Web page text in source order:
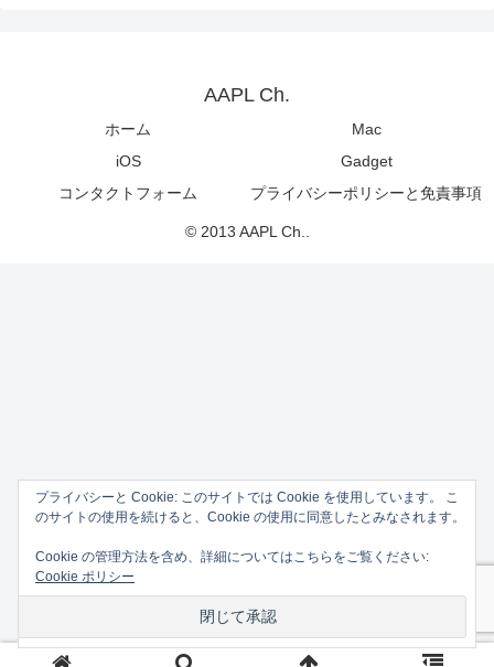
AAPL Ch.
ホーム
Mac
iOS
Gadget
コンタクトフォーム
プライバシーポリシーと免責事項
© 2013 AAPL Ch..
プライバシーと Cookie: このサイトでは Cookie を使用しています。 こ
のサイトの使用を続けると、Cookie の使用に同意したとみなされます。
Cookie の管理方法を含め、詳細についてはこちらをご覧ください:
Cookie ポリシー